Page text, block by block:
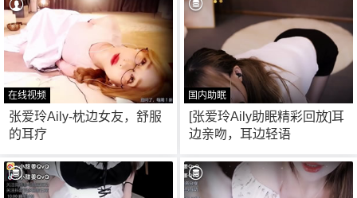
在线视频
49张爱玲Aily-枕边女友，舒服
的耳疗
国内助眠
39[张爱玲Aily助眠精彩回放]耳
边亲吻，耳边轻语
您没有权限发布内容，请购买会员或者提升权
6位以上